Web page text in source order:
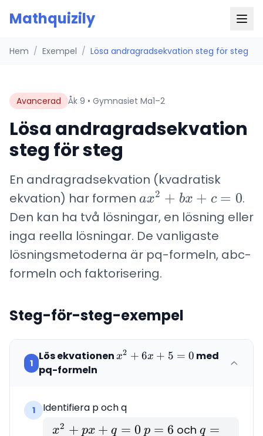
Mathquizily
Hem / Exempel / Lösa andragradsekvation steg för steg
Avancerad Åk 9 • Gymnasiet Ma1–2
Lösa andragradsekvation
steg för steg
En andragradsekvation (kvadratisk
ekvation) har formen ax^2
+
bx
+ c
= 0
ax2 + bx + c = 0.
Den kan ha två lösningar, en lösning eller
inga reella lösningar. De vanligaste
lösningsmetoderna är pq-formeln, abc-
formeln och faktorisering.
Steg-för-steg-exempel
1
Lös ekvationenx^2
= 0
x2 + 6x + 5 = 0 med
pq-formeln
1 Identifiera p och q
x^2
x2 + px + q = 0p
p = 6 ochq
q =